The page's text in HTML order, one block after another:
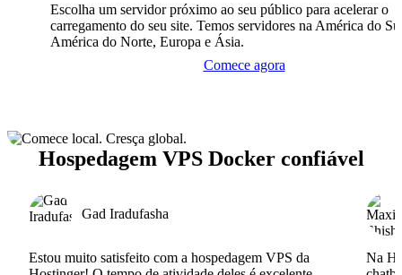
Escolha um servidor próximo ao seu público para acelerar o
carregamento do seu site. Temos servidores na América do
América do Norte, Europa e Ásia.
Comece agora
Hospedagem VPS Docker confiável
Gad Iradufasha
Estou muito satisfeito com a hospedagem VPS da
Na